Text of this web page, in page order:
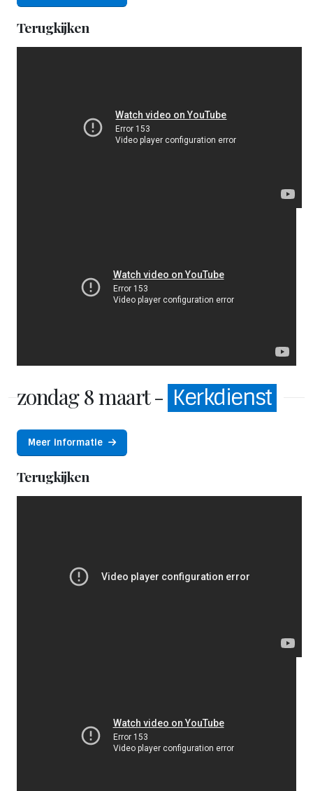
Terugkijken
zondag 8 maart - Kerkdienst
Meer informatie
Terugkijken